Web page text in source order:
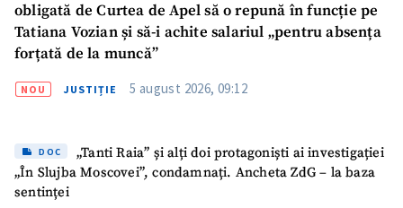
obligată de Curtea de Apel să o repună în funcție pe
Tatiana Vozian și să-i achite salariul „pentru absența
forțată de la muncă”
NOU JUSTIȚIE 5 august 2026, 09:12
DOC
„Tanti Raia” și alți doi protagoniști ai investigației
„În Slujba Moscovei”, condamnați. Ancheta ZdG – la baza
sentinței